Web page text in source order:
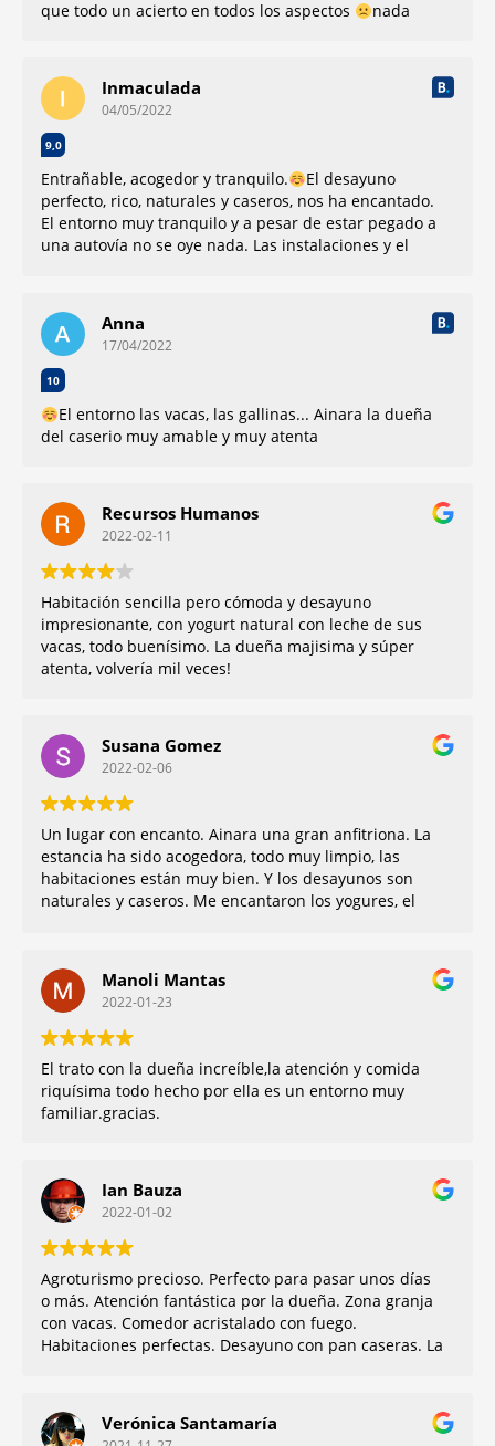
que todo un acierto en todos los aspectos nada
Inmaculada
04/05/2022
9,0
Entrañable, acogedor y tranquilo.
El desayuno
perfecto, rico, naturales y caseros, nos ha encantado.
El entorno muy tranquilo y a pesar de estar pegado a
una autovía no se oye nada. Las instalaciones y el
Anna
17/04/2022
10
El entorno las vacas, las gallinas... Ainara la dueña
del caserio muy amable y muy atenta
Recursos Humanos
2022-02-11
Habitación sencilla pero cómoda y desayuno
impresionante, con yogurt natural con leche de sus
vacas, todo buenísimo. La dueña majisima y súper
atenta, volvería mil veces!
Susana Gomez
2022-02-06
Un lugar con encanto. Ainara una gran anfitriona. La
estancia ha sido acogedora, todo muy limpio, las
habitaciones están muy bien. Y los desayunos son
naturales y caseros. Me encantaron los yogures, el
preocupó de darnos información de lo que pedíamos
en todo momento. Un lugar ideal para ir con niños.
Muchas Gracias Ainara.
Manoli Mantas
2022-01-23
El trato con la dueña increíble,la atención y comida
riquísima todo hecho por ella es un entorno muy
familiar.gracias.
Ian Bauza
2022-01-02
Agroturismo precioso. Perfecto para pasar unos días
o más. Atención fantástica por la dueña. Zona granja
con vacas. Comedor acristalado con fuego.
Habitaciones perfectas. Desayuno con pan caseras. La
Verónica Santamaría